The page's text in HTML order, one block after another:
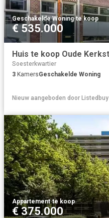
Geschakelde Woning·te koop
€ 535.000
Soesterkwartier
3 KamersGeschakelde Woning
Nieuw aangeboden door Listedbuy
Appartement·te koop
€ 375.000